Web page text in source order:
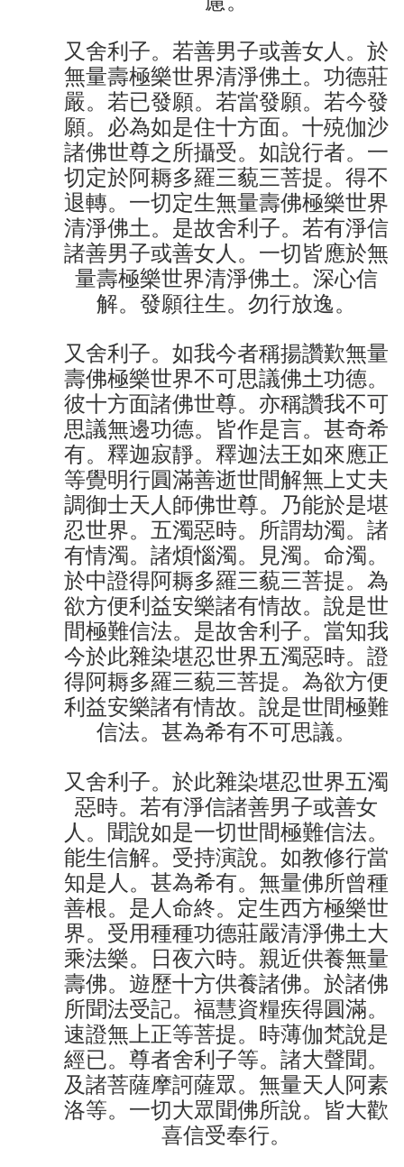
又舍利子。若善男子或善女人。於
無量壽極樂世界清淨佛土。功德莊
嚴。若已發願。若當發願。若今發
願。必為如是住十方面。十殑伽沙
諸佛世尊之所攝受。如說行者。一
切定於阿耨多羅三藐三菩提。得不
退轉。一切定生無量壽佛極樂世界
清淨佛土。是故舍利子。若有淨信
諸善男子或善女人。一切皆應於無
量壽極樂世界清淨佛土。深心信
解。發願往生。勿行放逸。
又舍利子。如我今者稱揚讚歎無量
壽佛極樂世界不可思議佛土功德。
彼十方面諸佛世尊。亦稱讚我不可
思議無邊功德。皆作是言。甚奇希
有。釋迦寂靜。釋迦法王如來應正
等覺明行圓滿善逝世間解無上丈夫
調御士天人師佛世尊。乃能於是堪
忍世界。五濁惡時。所謂劫濁。諸
有情濁。諸煩惱濁。見濁。命濁。
於中證得阿耨多羅三藐三菩提。為
欲方便利益安樂諸有情故。說是世
間極難信法。是故舍利子。當知我
今於此雜染堪忍世界五濁惡時。證
得阿耨多羅三藐三菩提。為欲方便
利益安樂諸有情故。說是世間極難
信法。甚為希有不可思議。
又舍利子。於此雜染堪忍世界五濁
惡時。若有淨信諸善男子或善女
人。聞說如是一切世間極難信法。
能生信解。受持演說。如教修行當
知是人。甚為希有。無量佛所曾種
善根。是人命終。定生西方極樂世
界。受用種種功德莊嚴清淨佛土大
乘法樂。日夜六時。親近供養無量
壽佛。遊歷十方供養諸佛。於諸佛
所聞法受記。福慧資糧疾得圓滿。
速證無上正等菩提。時薄伽梵說是
經已。尊者舍利子等。諸大聲聞。
及諸菩薩摩訶薩眾。無量天人阿素
洛等。一切大眾聞佛所說。皆大歡
喜信受奉行。